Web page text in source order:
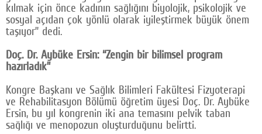
kılmak için önce kadının sağlığını biyolojik, psikolojik ve
sosyal açıdan çok yönlü olarak iyileştirmek büyük önem
taşıyor” dedi.
Doç. Dr. Aybüke Ersin: “Zengin bir bilimsel program
hazırladık”
Kongre Başkanı ve Sağlık Bilimleri Fakültesi Fizyoterapi
ve Rehabilitasyon Bölümü öğretim üyesi Doç. Dr. Aybüke
Ersin, bu yıl kongrenin iki ana temasını pelvik taban
sağlığı ve menopozun oluşturduğunu belirtti.